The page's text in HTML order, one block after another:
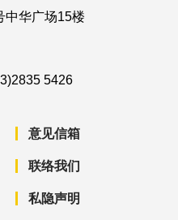
中华广场15楼
5426
意见信箱
联络我们
私隐声明